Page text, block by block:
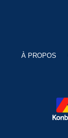
À PROPOS